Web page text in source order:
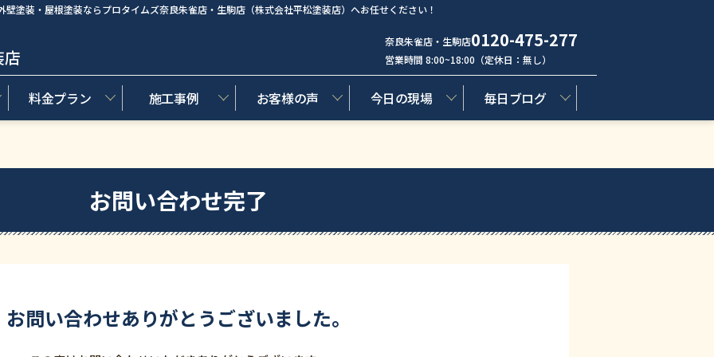
壁塗装・屋根塗装ならプロタイムズ奈良朱雀店・生駒店（株式会社平松塗装店）へお任せください！
奈良朱雀店・生駒店0120-475-277
営業時間 8:00~18:00（定休日：無し）
料金プラン 施工事例 お客様の声 今日の現場 毎日ブログ
お問い合わせ完了
お問い合わせありがとうございました。